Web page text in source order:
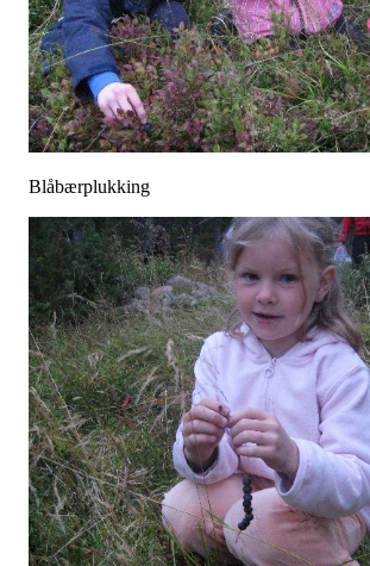
Blåbærplukking